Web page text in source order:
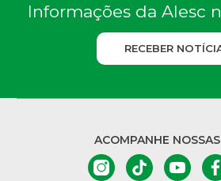
Informações da Alesc
RECEBER
ACOMPANHE